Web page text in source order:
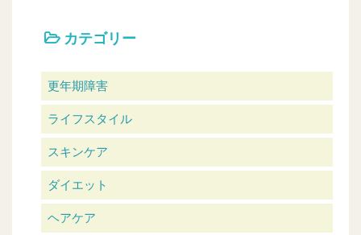
カテゴリー
更年期障害
ライフスタイル
スキンケア
ダイエット
ヘアケア